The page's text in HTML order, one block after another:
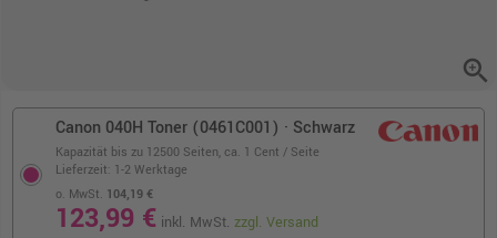
zoom_in
Canon 040H Toner (0461C001) · Schwarz
Kapazität bis zu 12500 Seiten, ca. 1 Cent / Seite
o. MwSt. 104,19 €
123,99 € inkl. MwSt.zzgl. Versand
Lieferzeit: 1-2 Werktage